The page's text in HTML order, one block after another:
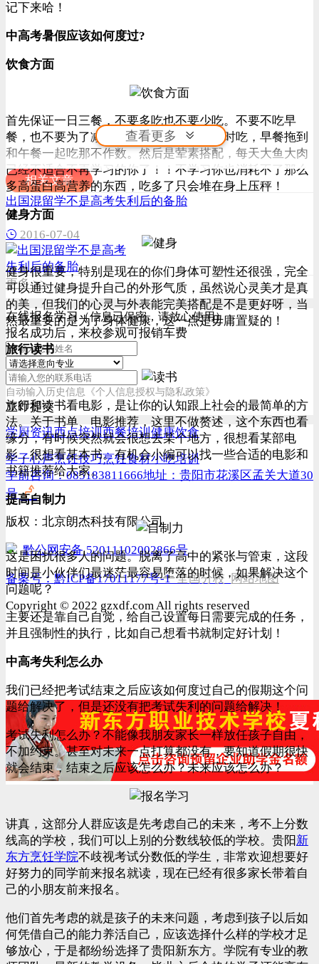
记下来哈！
中高考暑假应该如何度过?
饮食方面
首先保证一日三餐，不要多吃也不要少吃。不要不吃早
餐，也不要为了减肥不吃晚饭。接着是准时吃，早餐拖到
和午餐一起吃那不作数。然后是荤素搭配，每天大鱼大肉
已经不适合不再学习的你了！！不学习你也消耗不了那么
多高蛋白高营养的东西，吃多了只会堆在身上压秤！
健身方面
健身很重要，特别是现在的你们身体可塑性还很强，完全
可以通过健身提升自己的外形气质，虽然说心灵美才是真
的美，但我们的心灵与外表能完美搭配是不是更好呀，当
然最重要的是为了身体健康，这一点是毋庸置疑的！
旅行读书
旅行和读书看电影，是让你的认知跟上社会的最简单的方
法。关于书单、电影推荐，这里不做赘述，这个东西也看
缘分，有时候突然就会很想去某个地方，很想看某部电
影，很想看某本书。有机会小编可以找一些合适的电影和
书籍推荐给大家。
提高自制力
这是困扰很多人的问题。脱离了高中的紧张与管束，这段
时间是小伙伴们最迷茫最容易堕落的时候，如果解决这个
问题呢？
主要还是靠自己自觉，给自己设置每日需要完成的任务，
并且强制性的执行，比如自己想看书就制定好计划！
中高考失利怎么办
我们已经把考试结束之后应该如何度过自己的假期这个问
题给解决了，但是还没有把考试失利的问题给解决！
考试失利怎么办？不能像我朋友家长一样放任孩子自由，
不加约束。甚至对未来一点打算都没有，要知道假期很快
就会结束，结束之后应该怎么办？未来应该怎么办？
讲真，这部分人群应该是先考虑自己的未来，考不上分数
线高的学校，我们可以上别的分数线较低的学校。贵阳 新
东方烹饪学院不歧视考试分数低的学生，非常欢迎想要好
好努力的同学前来报名就读，现在已经有很多家长带着自
己的小朋友前来报名。
他们首先考虑的就是孩子的未来问题，考虑到孩子以后如
何凭借自己的能力养活自己，应该选择什么样的学校才足
够放心，于是都纷纷选择了贵阳新东方。学院有专业的教
查看更多
相关文章
出国混留学不是高考失利后的备胎
2016-07-04
更多 >>
在线报名学习（信息已保密，请放心使用）
报名成功后，来校参观可报销车费
自动输入历史信息 《个人信息授权与隐私政策》
立即提交
学厨资讯西点培训西餐培训健康饮食
学子心声烹饪技巧烹饪食材小吃培训
学前咨询：085183811666地址：贵阳市花溪区孟关大道30
号
版权：北京朗杰科技有限公司
黔公网安备 52011102002866号
备案号：黔ICP备17011177号-1 全国分校
网站地图
Copyright © 2022 gzxdf.com All rights reserved